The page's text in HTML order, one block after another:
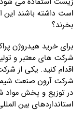
است داشته باشند این
بخرند؟
برای خرید هیدروژن
شرکت های معتبر و
اقدام کنید. یکی از
شرکت آرون صنعت
در توزیع و پخش مواد
استانداردهای بین